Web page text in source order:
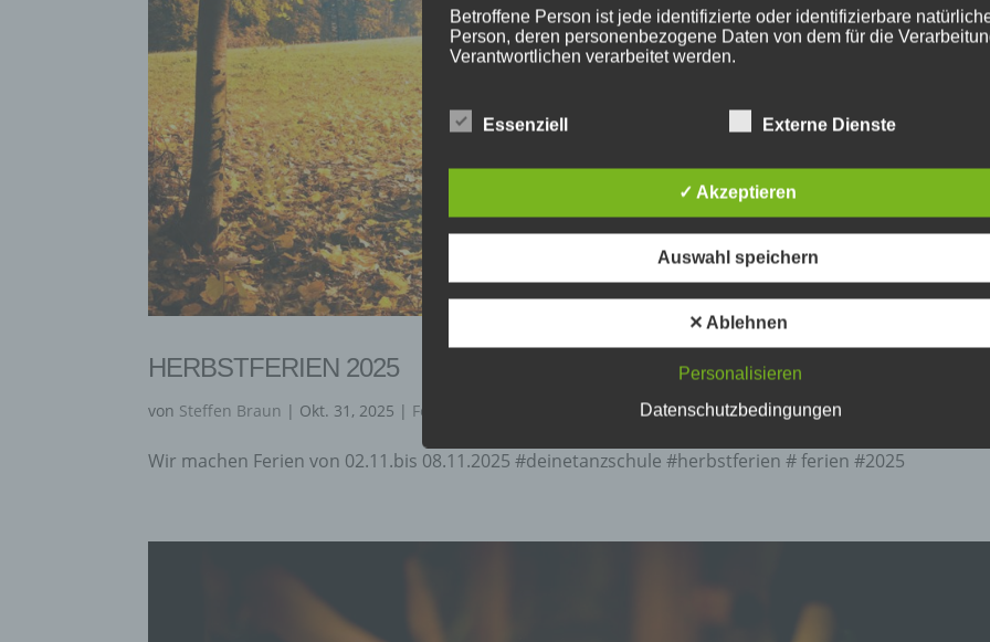
HERBSTFERIEN 2025
von Steffen Braun | Okt. 31, 2025 | Ferien
Wir machen Ferien von 02.11.bis 08.11.2025 #deinetanzschule #herbstferien # ferien #2025
Betroffene Person ist jede identifizierte oder identifizierbare
Person, deren personenbezogene Daten von dem für die
Verantwortlichen verarbeitet werden.
C) VERARBEITUNG
Verarbeitung ist jeder mit oder ohne Hilfe automatisierter Verfahren
mit personenbezogenen Daten wie das Erheben, das Erfassen, die
Organisation, das Ordnen, die Speicherung, die Anpassung oder
Veränderung, das Auslesen, das Abfragen, die Verwendung, die
Offenlegung durch Übermittlung, Verbreitung oder eine andere Form
D) EINSCHRÄNKUNG DER VERARBEITUNG
Einschränkung der Verarbeitung ist die Markierung gespeicherter
Essenziell Externe Dienste
✓ Akzeptieren
Auswahl speichern
✕ Ablehnen
Personalisieren
Datenschutzbedingungen